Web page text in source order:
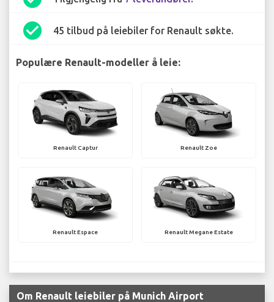
check_circle 45 tilbud på leiebiler for Renault søkte.
Populære Renault-modeller å leie:
Renault Captur Renault Zoe
Renault Espace Renault Megane Estate
Om Renault leiebiler på Munich Airport